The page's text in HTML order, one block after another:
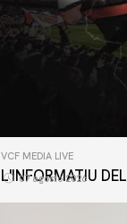
VCF MEDIA LIVE
L'INFORMATIU
07 agosto 2026